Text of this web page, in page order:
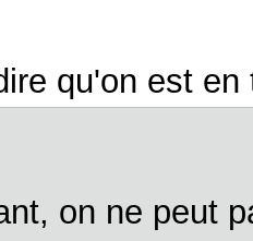
qu'on est
on ne peut